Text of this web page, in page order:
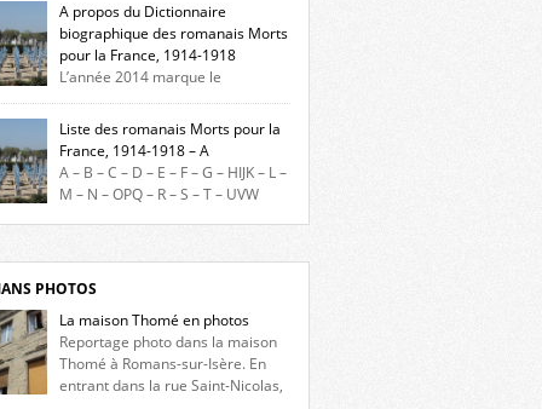
A propos du Dictionnaire
biographique des romanais Morts
pour la France, 1914-1918
L’année 2014 marque le
du début de la Première Guerre
et ce dictionnaire biographique veut
hommage aux romanais Morts pour la
durant ce conflit. La base de cette
historique est constituée des noms
sur les plaques commémoratives de
de Ville, du lycée du Dauphiné et du lycée
Liste des romanais Morts pour la
France, 1914-1918 – A
A – B – C – D – E – F – G – HIJK – L –
M – N – OPQ – R – S – T – UVW
lettre. Liste des romanais […]
PHOTOS
La maison Thomé en photos
Reportage photo dans la maison
Thomé à Romans-sur-Isère. En
entrant dans la rue Saint-Nicolas,